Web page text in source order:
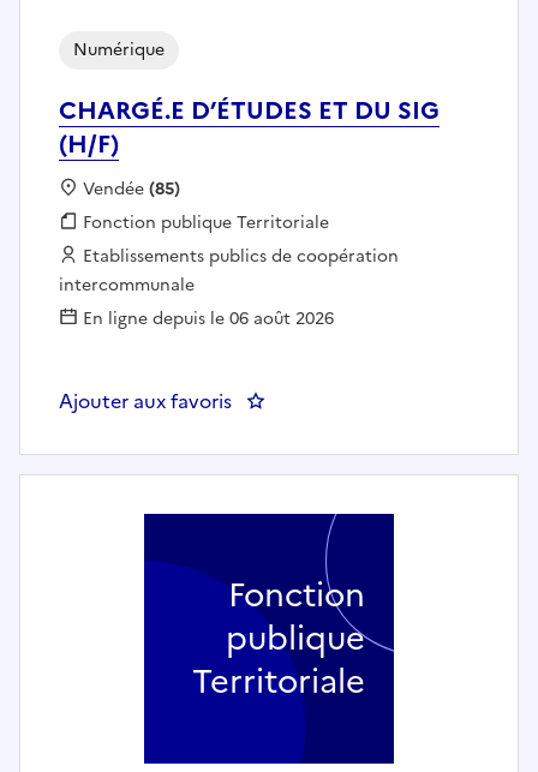
CHARGÉ.E D’ÉTUDES ET DU SIG
(H/F)
Numérique
Localisation :
Vendée(85)
Fonction publique :
Fonction publique Territoriale
Employeur :
Etablissements publics de coopération
intercommunale
En ligne depuis le 06 août 2026
Ajouter aux favoris : CHARGÉ.E D’ÉTUDES ET DU
Fonction
publique
Territoriale